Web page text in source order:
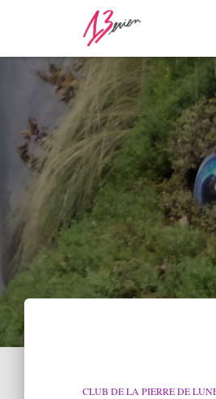
CLUB DE LA PIERRE DE